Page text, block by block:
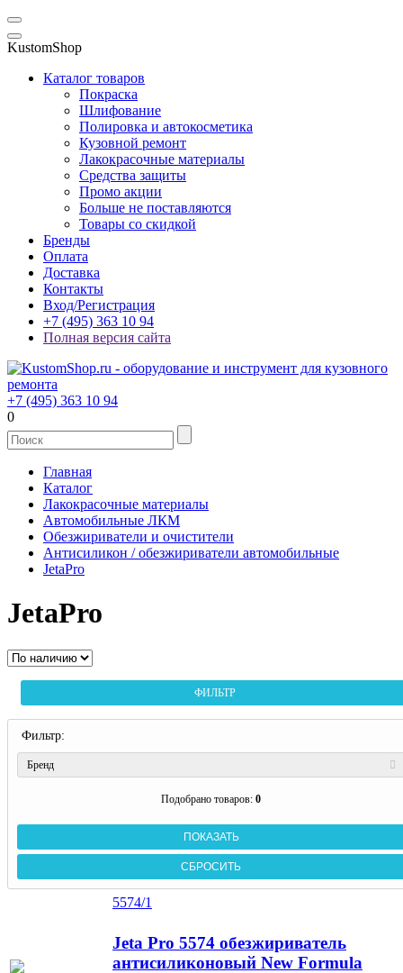
KustomShop
Каталог товаров
Покраска
Шлифование
Полировка и автокосметика
Кузовной ремонт
Лакокрасочные материалы
Средства защиты
Промо акции
Больше не поставляются
Товары со скидкой
Бренды
Оплата
Доставка
Контакты
Вход/Регистрация
+7 (495) 363 10 94
Полная версия сайта
+7 (495) 363 10 94
0
Главная
Каталог
Лакокрасочные материалы
Автомобильные ЛКМ
Обезжириватели и очистители
Антисиликон / обезжириватели автомобильные
JetaPro
JetaPro
ФИЛЬТР
Фильтр:
Бренд
Подобрано товаров:0
5574/1
Jeta Pro 5574 обезжириватель
антисиликоновый New Formula